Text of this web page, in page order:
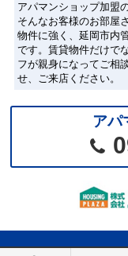
アパマンショップ加盟
そんなお客様のお部屋
物件に強く、延岡市内
です。賃貸物件だけで
フが親身になってご相
せ、ご来店ください。
アパ